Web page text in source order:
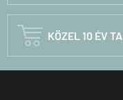
 KÖZEL 10 ÉV